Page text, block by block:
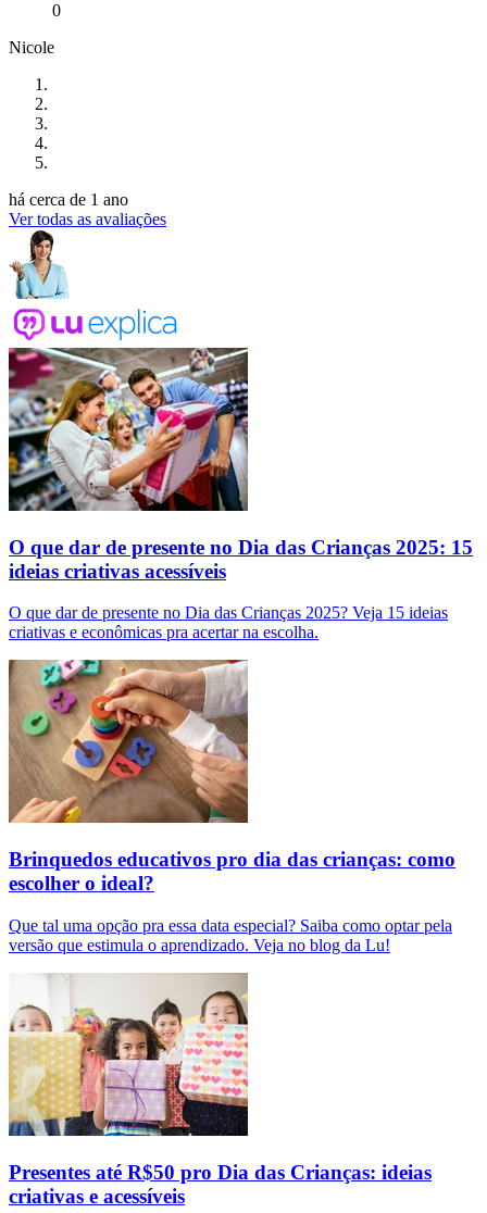
0
Nicole
há cerca de 1 ano
Ver todas as avaliações
O que dar de presente no Dia das Crianças 2025: 15
ideias criativas acessíveis
O que dar de presente no Dia das Crianças 2025? Veja 15 ideias
criativas e econômicas pra acertar na escolha.
Brinquedos educativos pro dia das crianças: como
escolher o ideal?
Que tal uma opção pra essa data especial? Saiba como optar pela
versão que estimula o aprendizado. Veja no blog da Lu!
Presentes até R$50 pro Dia das Crianças: ideias
criativas e acessíveis